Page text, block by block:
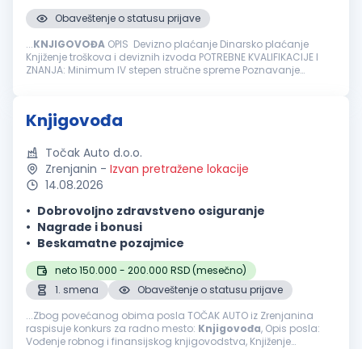
Obaveštenje o statusu prijave
...KNJIGOVOĐA OPIS Devizno plaćanje Dinarsko plaćanje
Knjiženje troškova i deviznih izvoda POTREBNE KVALIFIKACIJE I
ZNANJA: Minimum IV stepen stručne spreme Poznavanje
Knjigovođa
Točak Auto d.o.o.
Zrenjanin - Izvan pretražene lokacije
14.08.2026
Dobrovoljno zdravstveno osiguranje
Nagrade i bonusi
Beskamatne pozajmice
neto 150.000 - 200.000 RSD (mesečno)
1. smena
Obaveštenje o statusu prijave
...Zbog povećanog obima posla TOČAK AUTO iz Zrenjanina
raspisuje konkurs za radno mesto: Knjigovođa, Opis posla:
Vođenje robnog i finansijskog knjigovodstva, Knjiženje